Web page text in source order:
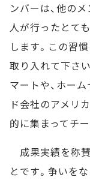
ンバーは、他の
人が行ったとて
します。この習
取り入れて下さ
マートや、ホー
ド会社のアメリ
的に集まってチ
成果実績を称
とです。争いを